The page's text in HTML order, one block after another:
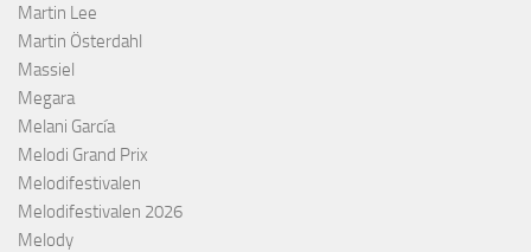
Martin Lee
Martin Österdahl
Massiel
Megara
Melani García
Melodi Grand Prix
Melodifestivalen
Melodifestivalen 2026
Melody